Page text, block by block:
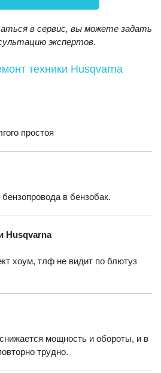
в сервис, вы можете задать
экспертов.
техники Husqvarna
простоя
в бензобак.
Husqvarna
хоум, тлф не видит по блютуз
мощность и обороты, и в
трудно.